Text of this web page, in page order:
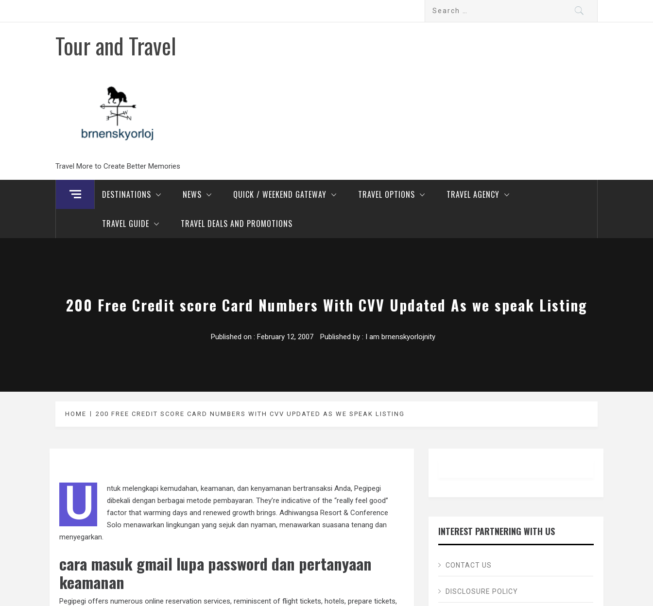
Search
Tour and Travel
Travel More to Create Better Memories
DESTINATIONS NEWS QUICK / WEEKEND GATEWAY TRAVEL OPTIONS TRAVEL AGENCY
TRAVEL GUIDE TRAVEL DEALS AND PROMOTIONS
200 Free Credit score Card Numbers With CVV Updated As we speak Listing
Published on : February 12, 2007 Published by : I am brnenskyorlojnity
HOME 200 FREE CREDIT SCORE CARD NUMBERS WITH CVV UPDATED AS WE SPEAK LISTING
U
ntuk melengkapi kemudahan, keamanan, dan kenyamanan bertransaksi Anda, Pegipegi
dibekali dengan berbagai metode pembayaran. They’re indicative of the “really feel good”
factor that warming days and renewed growth brings. Adhiwangsa Resort & Conference
Solo menawarkan lingkungan yang sejuk dan nyaman, menawarkan suasana tenang dan
menyegarkan.
cara masuk gmail lupa password dan pertanyaan
keamanan
Pegipegi offers numerous online reservation services, reminiscent of flight tickets, hotels, prepare tickets,
INTEREST PARTNERING WITH US
CONTACT US
DISCLOSURE POLICY